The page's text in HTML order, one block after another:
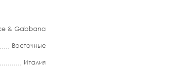
& Gabbana
Восточные
Италия